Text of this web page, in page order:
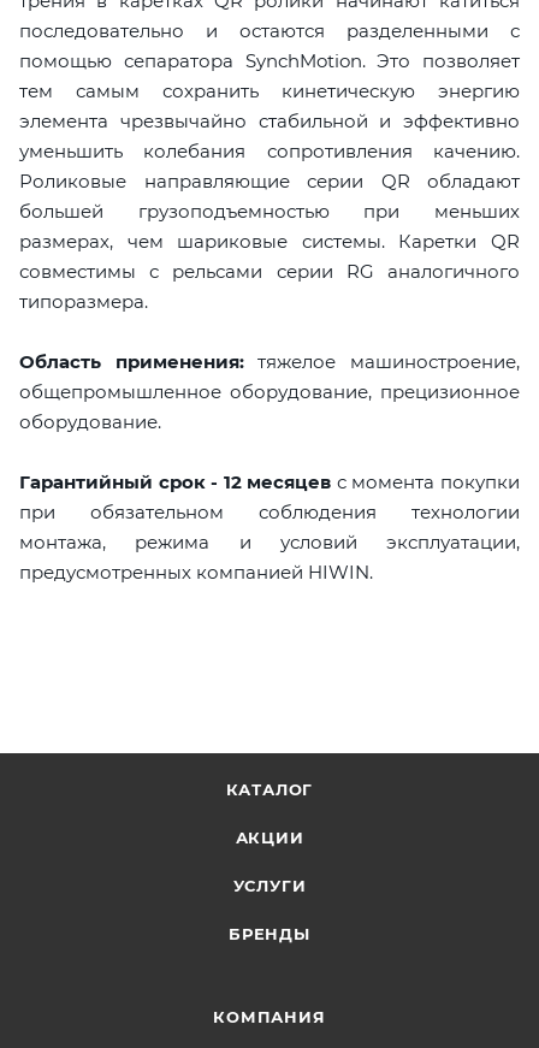
последовательно и остаются разделенными с
помощью сепаратора SynchMotion. Это позволяет
тем самым сохранить кинетическую энергию
элемента чрезвычайно стабильной и эффективно
уменьшить колебания сопротивления качению.
Роликовые направляющие серии QR обладают
большей грузоподъемностью при меньших
размерах, чем шариковые системы. Каретки QR
совместимы с рельсами серии RG аналогичного
типоразмера.
Область применения:тяжелое машиностроение,
общепромышленное оборудование, прецизионное
оборудование.
Гарантийный срок - 12 месяцев с момента покупки
при обязательном соблюдения технологии
монтажа, режима и условий эксплуатации,
предусмотренных компанией HIWIN.
КАТАЛОГ
АКЦИИ
УСЛУГИ
БРЕНДЫ
КОМПАНИЯ